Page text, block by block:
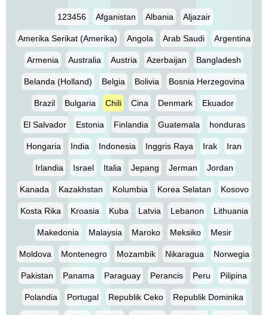
123456 Afganistan Albania Aljazair
Amerika Serikat (Amerika) Angola Arab Saudi Argentina
Armenia Australia Austria Azerbaijan Bangladesh
Belanda (Holland) Belgia Bolivia Bosnia Herzegovina
Brazil Bulgaria Chili Cina Denmark Ekuador
El Salvador Estonia Finlandia Guatemala honduras
Hongaria India Indonesia Inggris Raya Irak Iran
Irlandia Israel Italia Jepang Jerman Jordan
Kanada Kazakhstan Kolumbia Korea Selatan Kosovo
Kosta Rika Kroasia Kuba Latvia Lebanon Lithuania
Makedonia Malaysia Maroko Meksiko Mesir
Moldova Montenegro Mozambik Nikaragua Norwegia
Pakistan Panama Paraguay Perancis Peru Pilipina
Polandia Portugal Republik Ceko Republik Dominika